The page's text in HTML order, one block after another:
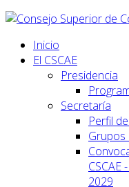
Inicio
El CSCAE
Presidencia
Secretaría
Perfil
Grupos
CSCAE
2029